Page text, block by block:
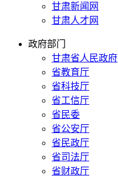
甘肃新闻网
甘肃人才网
政府部门
甘肃省人民政府
省教育厅
省科技厅
省工信厅
省民委
省公安厅
省民政厅
省司法厅
省财政厅